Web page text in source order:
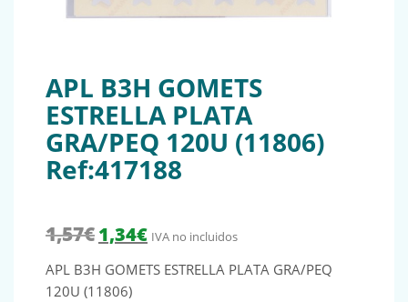
APL B3H GOMETS
ESTRELLA PLATA
GRA/PEQ 120U (11806)
Ref:417188
1,57€ El precio original era: 1,57€.
1,34€El precio actual es: 1,34€.
IVA no incluidos
APL B3H GOMETS ESTRELLA PLATA GRA/PEQ
120U (11806)